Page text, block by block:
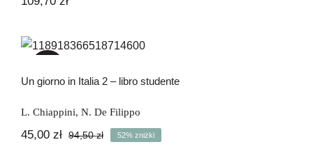
Un giorno in Italia 2 – libro studente
Un giorno in Italia 2 – libro studente
L. Chiappini, N. De Filippo
94,50złPierwotna
45,00 zł
Aktualna
52% zniżki